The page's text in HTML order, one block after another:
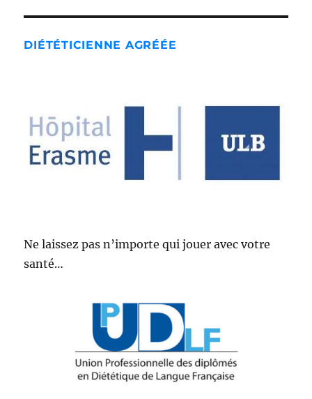
DIÉTÉTICIENNE AGRÉÉE
Ne laissez pas n’importe qui jouer avec votre
santé…